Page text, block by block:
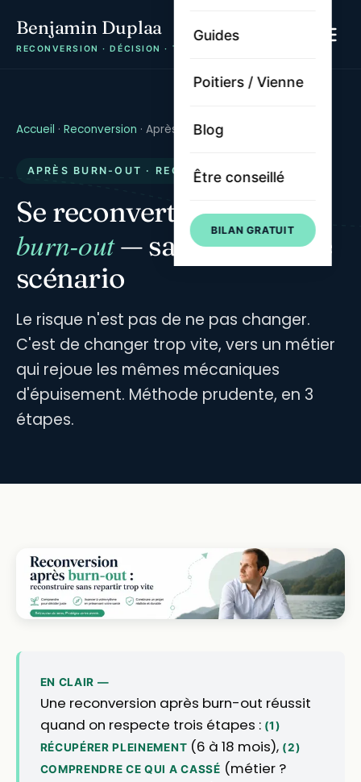
Benjamin Duplaa
RECONVERSION · DÉCISION · TRAJECTOIRE
Guides
Poitiers / Vienne
Blog
Être conseillé
BILAN GRATUIT
Accueil · Reconversion · Après burn-out
APRÈS BURN-OUT · RECONSTRUCTION
Se reconvertiraprès un
burn-out— sans rejouer le
scénario
Le risque n'est pas de ne pas changer.
C'est de changer trop vite, vers un métier
qui rejoue les mêmes mécaniques
d'épuisement. Méthode prudente, en 3
étapes.
EN CLAIR —
Une reconversion après burn-out réussit
quand on respecte trois étapes : (1)
RÉCUPÉRER PLEINEMENT (6 à 18 mois), (2)
COMPRENDRE CE QUI A CASSÉ (métier ?